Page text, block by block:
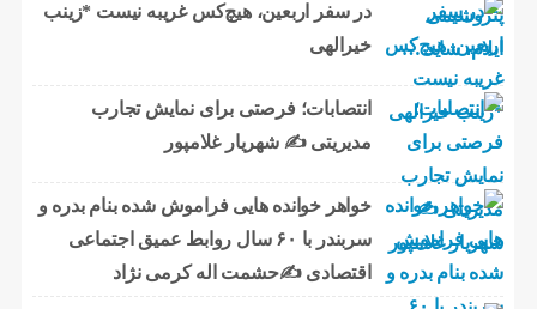
در سفر اربعین، هیچ‌کس غریبه نیست *زینب
خیرالهی
انتصابات؛ فرصتی برای نمایش تجارب
مدیریتی ✍ شهریار غلامپور
خواهر خوانده هایی فراموش شده بنام بدره و
سربندر با ۶۰ سال روابط عمیق اجتماعی
اقتصادی ✍حشمت اله کرمی نژاد